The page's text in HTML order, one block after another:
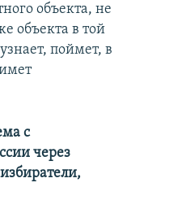
объекта, не
объекта в той
поймет, в
с
через